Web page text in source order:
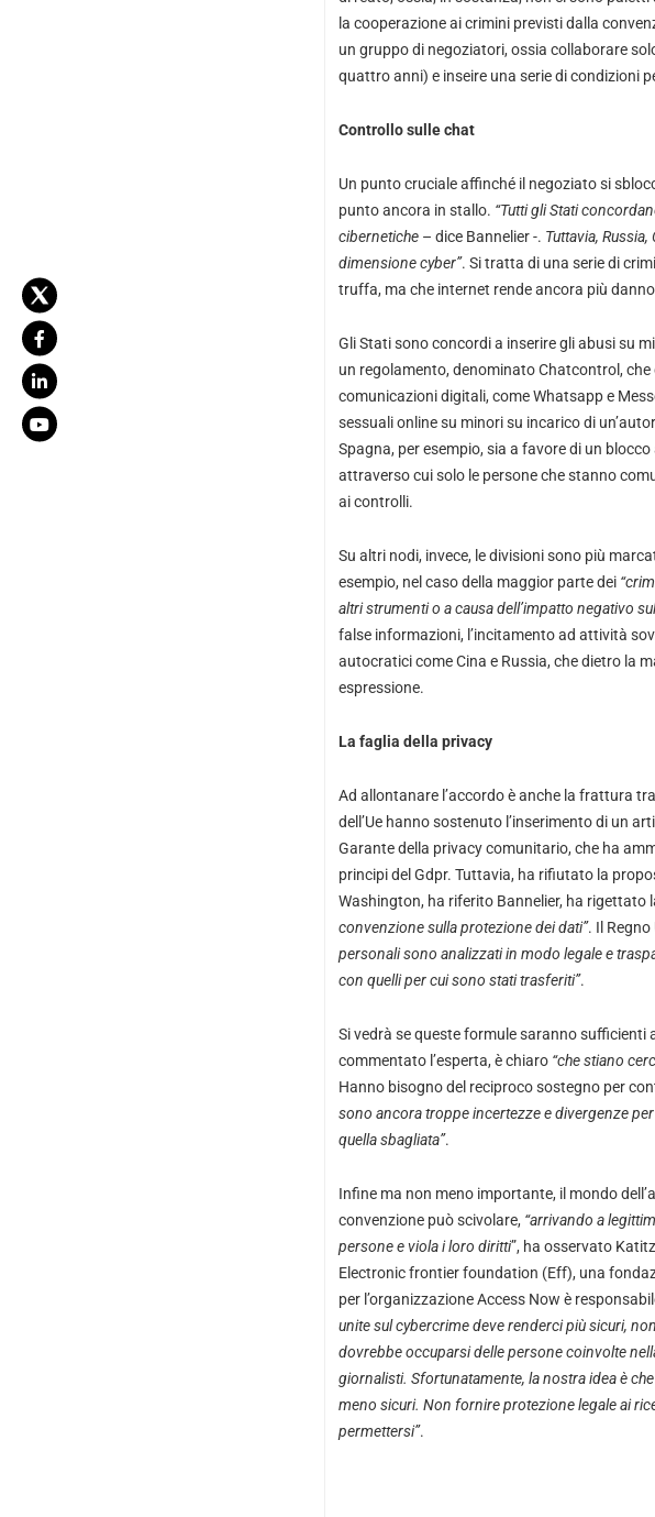
la cooperazione ai crimini previsti dalla
un gruppo di negoziatori, ossia collaborare
quattro anni) e inseire una serie di condizioni
Controllo sulle chat
Un punto cruciale affinché il negoziato si
punto ancora in stallo. “Tutti gli Stati
cibernetiche– dice Bannelier -. Tuttavia,
dimensione cyber”. Si tratta di una serie di
truffa, ma che internet rende ancora più
Gli Stati sono concordi a inserire gli abusi su
un regolamento, denominato Chatcontrol,
comunicazioni digitali, come Whatsapp e
sessuali online su minori su incarico di
Spagna, per esempio, sia a favore di un
attraverso cui solo le persone che stanno
ai controlli.
Su altri nodi, invece, le divisioni sono più
esempio, nel caso della maggior parte dei
altri strumenti o a causa dell’impatto negativo
false informazioni, l’incitamento ad attività
autocratici come Cina e Russia, che dietro la
espressione.
La faglia della privacy
Ad allontanare l’accordo è anche la frattura
dell’Ue hanno sostenuto l’inserimento di un
Garante della privacy comunitario, che ha
principi del Gdpr. Tuttavia, ha rifiutato la
Washington, ha riferito Bannelier, ha rigettato
convenzione sulla protezione dei dati”. Il
personali sono analizzati in modo legale e
con quelli per cui sono stati trasferiti”.
Si vedrà se queste formule saranno sufficienti
commentato l’esperta, è chiaro “che stiano
Hanno bisogno del reciproco sostegno per
sono ancora troppe incertezze e divergenze
quella sbagliata”.
Infine ma non meno importante, il mondo
convenzione può scivolare, “arrivando a
persone e viola i loro diritti”, ha osservato
Electronic frontier foundation (Eff), una
per l’organizzazione Access Now è
unite sul cybercrime deve renderci più sicuri,
dovrebbe occuparsi delle persone coinvolte
giornalisti. Sfortunatamente, la nostra idea è
meno sicuri. Non fornire protezione legale ai
permettersi”.